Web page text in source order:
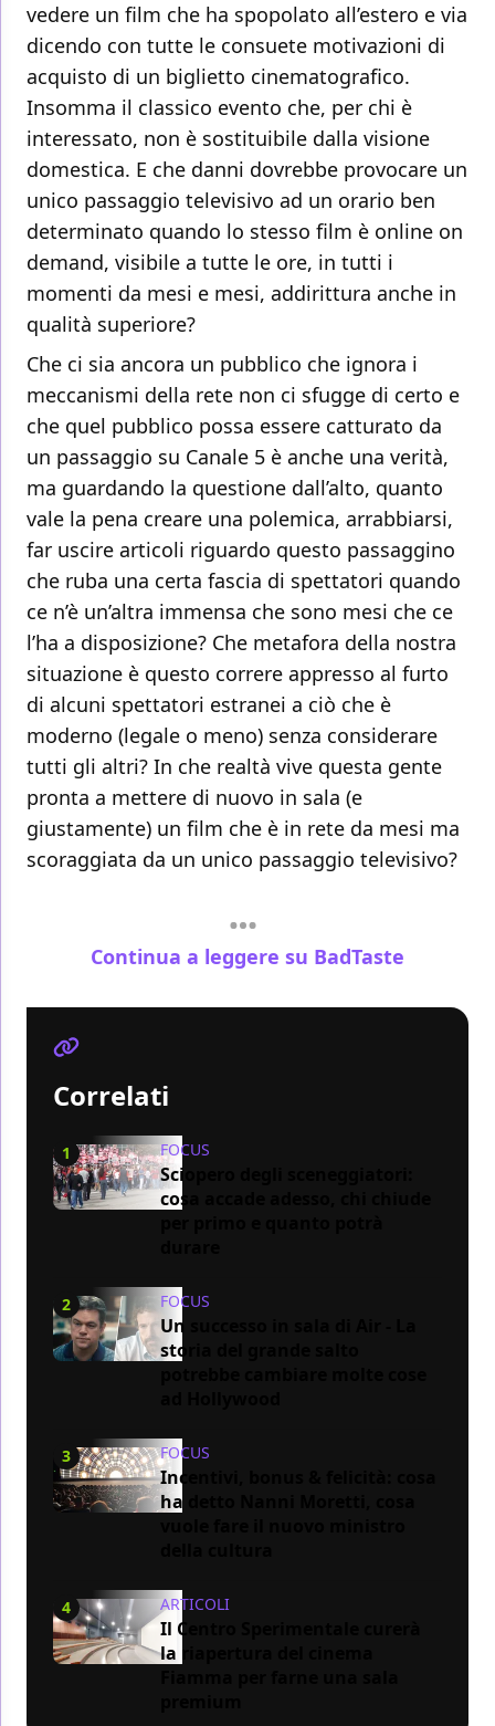
vedere un film che ha spopolato all’estero e via
dicendo con tutte le consuete motivazioni di
acquisto di un biglietto cinematografico.
Insomma il classico evento che, per chi è
interessato, non è sostituibile dalla visione
domestica. E che danni dovrebbe provocare un
unico passaggio televisivo ad un orario ben
determinato quando lo stesso film è online on
demand, visibile a tutte le ore, in tutti i
momenti da mesi e mesi, addirittura anche in
qualità superiore?
Che ci sia ancora un pubblico che ignora i
meccanismi della rete non ci sfugge di certo e
che quel pubblico possa essere catturato da
un passaggio su Canale 5 è anche una verità,
ma guardando la questione dall’alto, quanto
vale la pena creare una polemica, arrabbiarsi,
far uscire articoli riguardo questo passaggino
che ruba una certa fascia di spettatori quando
ce n’è un’altra immensa che sono mesi che ce
l’ha a disposizione? Che metafora della nostra
situazione è questo correre appresso al furto
di alcuni spettatori estranei a ciò che è
moderno (legale o meno) senza considerare
tutti gli altri? In che realtà vive questa gente
pronta a mettere di nuovo in sala (e
giustamente) un film che è in rete da mesi ma
scoraggiata da un unico passaggio televisivo?
Continua a leggere su BadTaste
Correlati
1 FOCUS
Sciopero degli sceneggiatori:
cosa accade adesso, chi chiude
2 FOCUS
Un successo in sala di Air - La
storia del grande salto
3 FOCUS
Incentivi, bonus & felicità: cosa
ha detto Nanni Moretti, cosa
4 ARTICOLI
Il Centro Sperimentale curerà
la riapertura del cinema